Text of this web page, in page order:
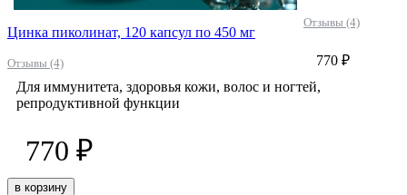
Цинка пиколинат, 120 капсул по 450 мг
Отзывы (4)
Отзывы (4)
770 ₽
Для иммунитета, здоровья кожи, волос и ногтей,
репродуктивной функции
770 ₽
в корзину